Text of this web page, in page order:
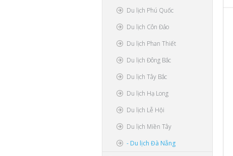
Du lịch Phú Quốc
Du lịch Côn Đảo
Du lịch Phan Thiết
Du lịch Đông Bắc
Du lịch Tây Bắc
Du lịch Hạ Long
Du lịch Lễ Hội
Du lịch Miền Tây
- Du lịch Đà Nẵng